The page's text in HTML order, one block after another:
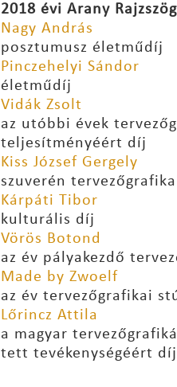
2018 évi Arany
Nagy András
posztumusz életműdíj
Pinczehelyi Sándor
életműdíj
Vidák Zsolt
az utóbbi évek
teljesítményéért díj
Kiss József Gergely
szuverén
Kárpáti Tibor
kulturális díj
Vörös Botond
az év pályakezdő
Made by Zwoelf
az év tervezőgrafikai
Lőrincz Attila
a magyar
tett tevékenységéért díj